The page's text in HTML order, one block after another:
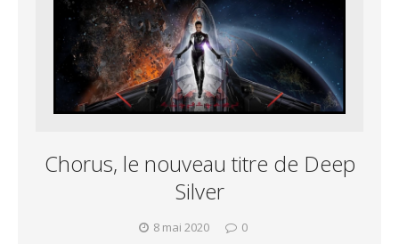
Chorus, le nouveau titre de Deep
Silver
8 mai 2020 0